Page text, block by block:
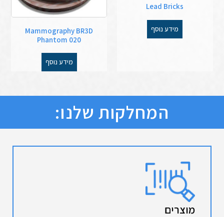
Lead Bricks
מידע נוסף
Mammography BR3D
Phantom 020
מידע נוסף
המחלקות שלנו:
מוצרים